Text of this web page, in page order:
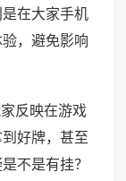
在大家手机
，避免影响
反映在游戏
好牌，甚至
不是有挂？